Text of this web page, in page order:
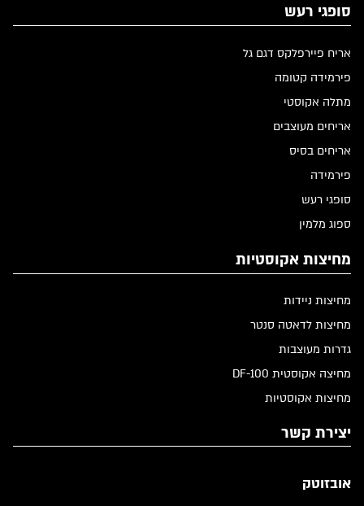
סופגי רעש
אריח פיירפלקס דגם גל
פירמידה קטומה
מתלה אקוסטי
אריחים מעוצבים
אריחים בסיס
פירמידה
סופגי רעש
ספוג מלמין
מחיצות אקוסטיות
מחיצות ניידות
מחיצות לדאטה סנטר
גדרות מעוצבות
מחיצה אקוסטית DF-100
מחיצות אקוסטיות
יצירת קשר
אובזוטק